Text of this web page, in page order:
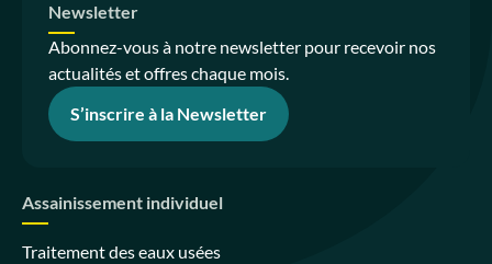
Newsletter
Abonnez-vous à notre newsletter pour recevoir nos
actualités et offres chaque mois.
S’inscrire à la Newsletter
Assainissement individuel
Traitement des eaux usées